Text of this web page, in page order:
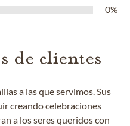
0%
de clientes
a las que servimos. Sus
creando celebraciones
a los seres queridos con